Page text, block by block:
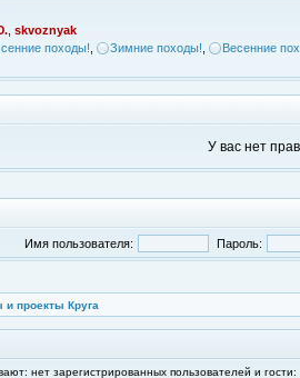
skvoznyak
походы! Зимние походы!
Весенние
У вас нет
Имя пользователя: Пароль:
и проекты Круга
нет зарегистрированных пользователей и гости: